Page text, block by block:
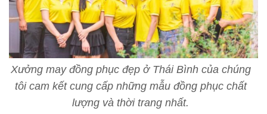
Xưởng may đồng phục đẹp ở Thái Bình của chúng
tôi cam kết cung cấp những mẫu đồng phục chất
lượng và thời trang nhất.